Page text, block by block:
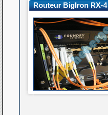
Routeur BigIron RX-4